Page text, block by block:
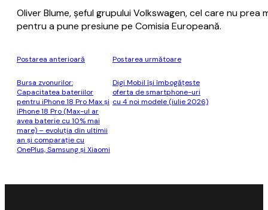
Oliver Blume, şeful grupului Volkswagen, cel care nu
pentru a pune presiune pe Comisia Europeană.
Postarea anterioară
Bursa zvonurilor:
Capacitatea bateriilor
pentru iPhone 18 Pro Max și
iPhone 18 Pro (Max-ul ar
avea baterie cu 10% mai
mare) – evoluția din ultimii
an și comparație cu
OnePlus, Samsung și Xiaomi
Postarea următoare
Digi Mobil îşi îmbogăţeste
oferta de smartphone-uri
cu 4 noi modele (iulie 2026)